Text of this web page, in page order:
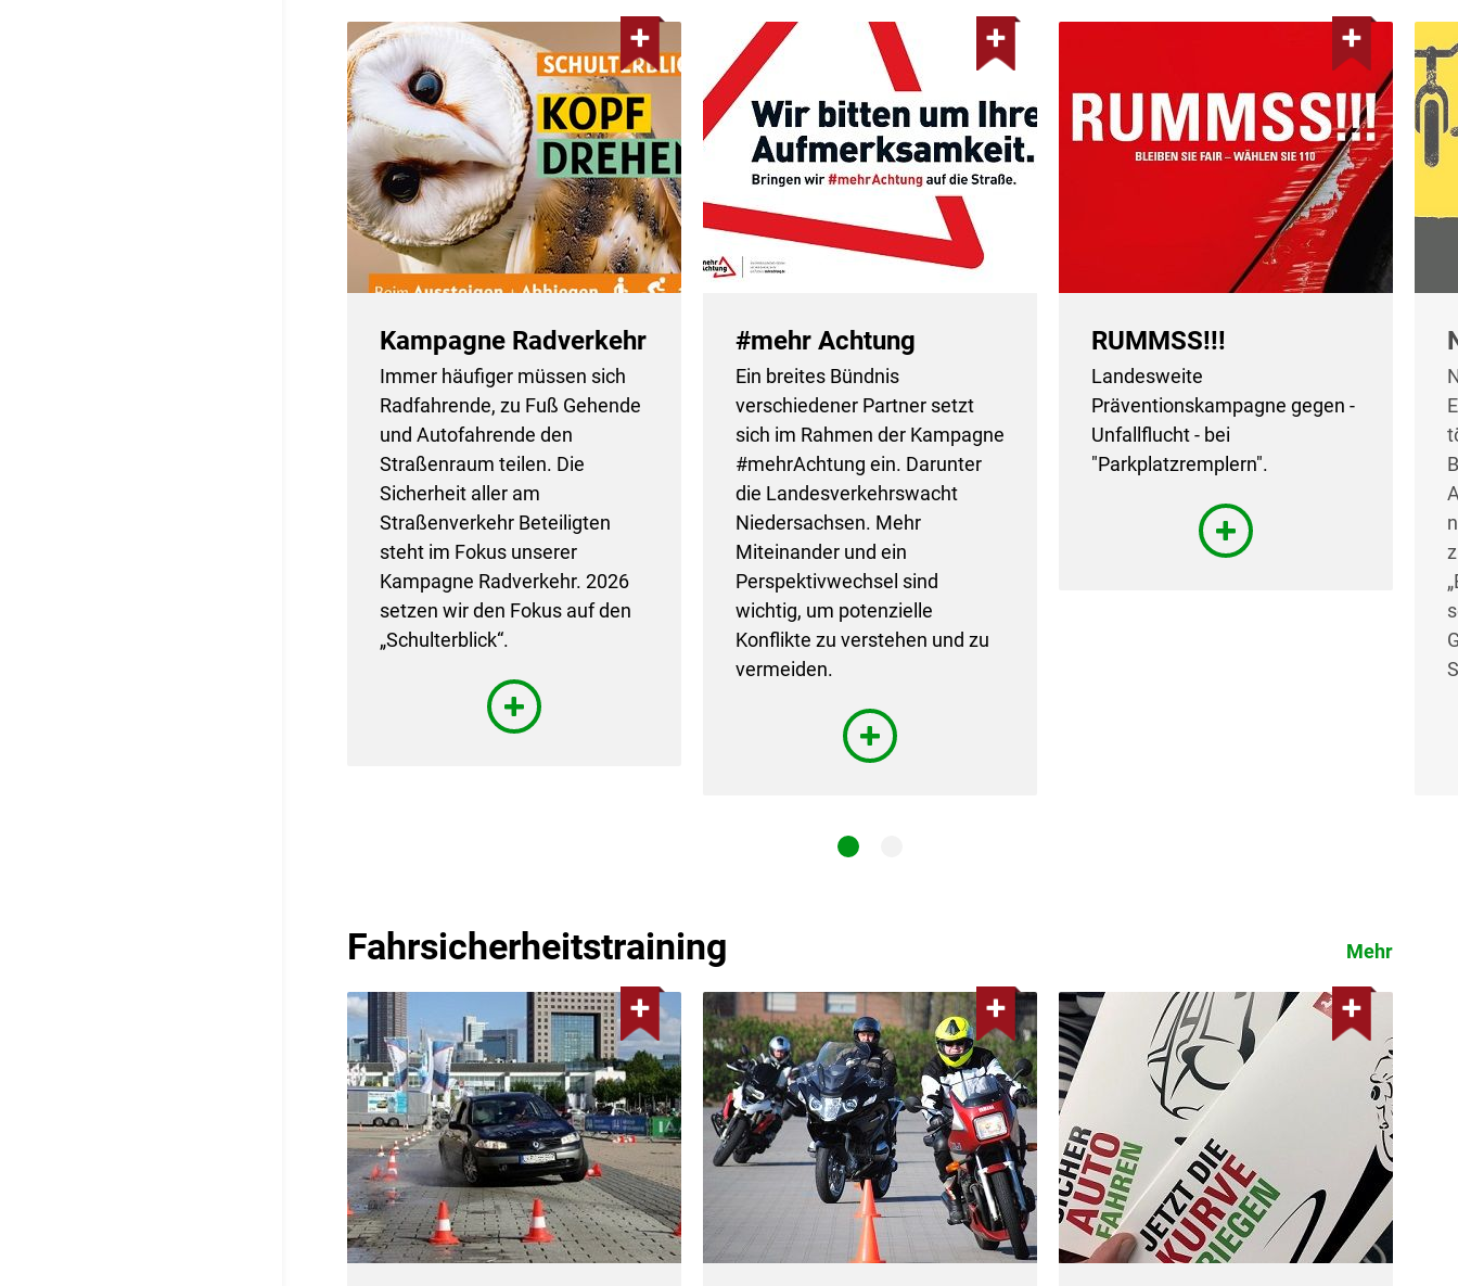
Kampagne Radverkehr
Immer häufiger müssen sich
Radfahrende, zu Fuß Gehende
und Autofahrende den
Straßenraum teilen. Die
Sicherheit aller am
Straßenverkehr Beteiligten
steht im Fokus unserer
Kampagne Radverkehr. 2026
setzen wir den Fokus auf den
„Schulterblick“.
#mehr Achtung
Ein breites Bündnis
verschiedener Partner setzt
sich im Rahmen der Kampagne
#mehrAchtung ein. Darunter
die Landesverkehrswacht
Niedersachsen. Mehr
Miteinander und ein
Perspektivwechsel sind
wichtig, um potenzielle
Konflikte zu verstehen und zu
vermeiden.
RUMMSS!!!
Landesweite
Präventionskampagne gegen -
Unfallflucht - bei
"Parkplatzremplern".
Fahrsicherheitstraining Mehr